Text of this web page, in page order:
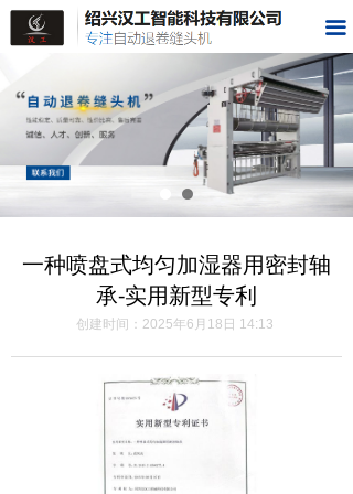
끀
首页
样品展示
视频展示
荣誉资质
科技成果
在线留言
一种喷盘式均匀加湿器用密封轴
承-实用新型专利
创建时间： 2025年6月18日 14:13